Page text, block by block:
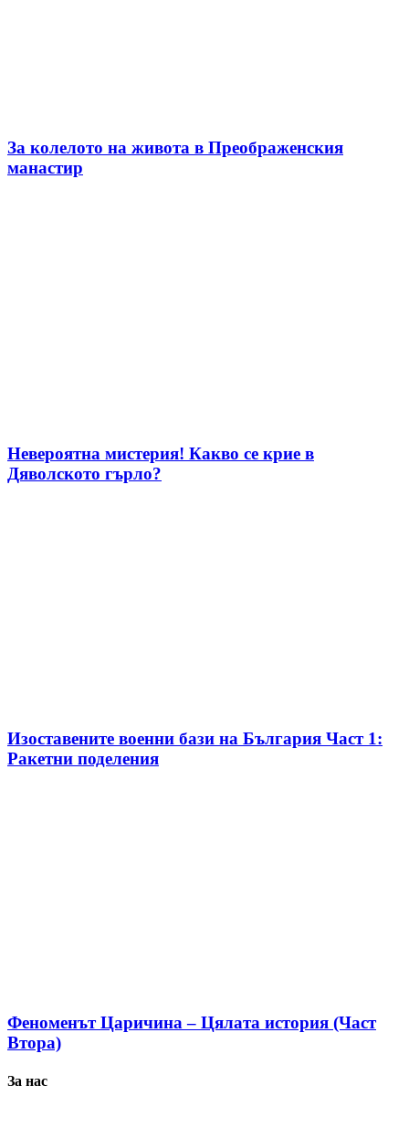
За колелото на живота в Преображенския
манастир
Невероятна мистерия! Какво се крие в
Дяволското гърло?
Изоставените военни бази на България Част 1:
Ракетни поделения
Феноменът Царичина – Цялата история (Част
Втора)
За нас